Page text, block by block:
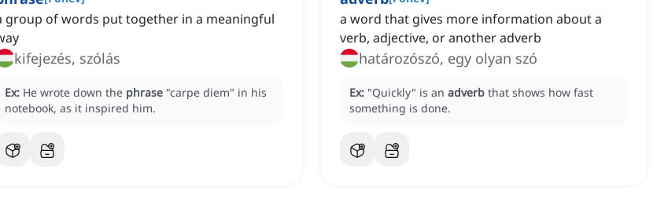
group of words put together in a meaningful
kifejezés, szólás
Ex: He wrote down the phrase "carpe diem" in his
notebook, as it inspired him.
a word that gives more information about a
verb, adjective, or another adverb
határozószó, egy olyan szó
Ex: "Quickly" is an adverb that shows how fast
something is done.